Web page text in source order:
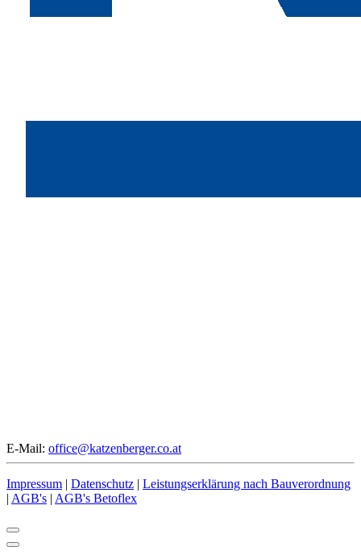
E-Mail: office@katzenberger.co.at
Impressum | Datenschutz | Leistungserklärung nach Bauverordnung
| AGB's | AGB's Betoflex